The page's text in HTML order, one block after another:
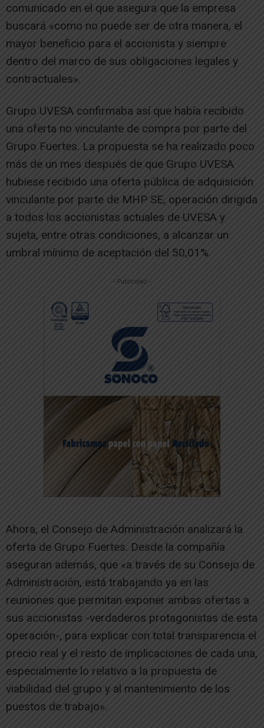
comunicado en el que asegura que la empresa
buscará «como no puede ser de otra manera, el
mayor beneficio para el accionista y siempre
dentro del marco de sus obligaciones legales y
contractuales».
Grupo UVESA confirmaba así que había recibido
una oferta no vinculante de compra por parte del
Grupo Fuertes. La propuesta se ha realizado poco
más de un mes después de que Grupo UVESA
hubiese recibido una oferta pública de adquisición
vinculante por parte de MHP SE, operación dirigida
a todos los accionistas actuales de UVESA y
sujeta, entre otras condiciones, a alcanzar un
umbral mínimo de aceptación del 50,01%.
-- Publicidad --
Ahora, el Consejo de Administración analizará la
oferta de Grupo Fuertes. Desde la compañía
aseguran además, que «a través de su Consejo de
Administración, está trabajando ya en las
reuniones que permitan exponer ambas ofertas a
sus accionistas -verdaderos protagonistas de esta
operación-, para explicar con total transparencia el
precio real y el resto de implicaciones de cada una,
especialmente lo relativo a la propuesta de
viabilidad del grupo y al mantenimiento de los
puestos de trabajo».